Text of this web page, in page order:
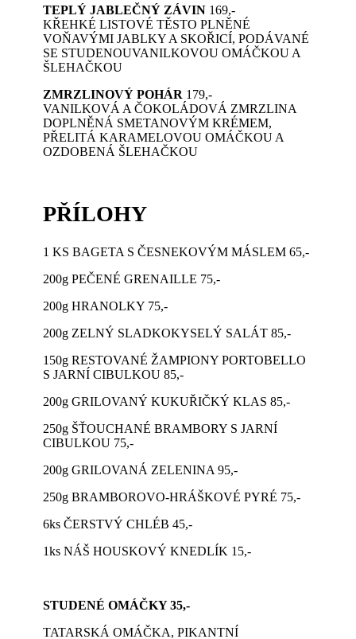
TEPLÝ JABLEČNÝ ZÁVIN 169,-
KŘEHKÉ LISTOVÉ TĚSTO PLNĚNÉ
VOŇAVÝMI JABLKY A SKOŘICÍ, PODÁVANÉ
SE STUDENOUVANILKOVOU OMÁČKOU A
ŠLEHAČKOU
ZMRZLINOVÝ POHÁR 179,-
VANILKOVÁ A ČOKOLÁDOVÁ ZMRZLINA
DOPLNĚNÁ SMETANOVÝM KRÉMEM,
PŘELITÁ KARAMELOVOU OMÁČKOU A
OZDOBENÁ ŠLEHAČKOU
PŘÍLOHY
1 KS BAGETA S ČESNEKOVÝM MÁSLEM 65,-
200g PEČENÉ GRENAILLE 75,-
200g HRANOLKY 75,-
200g ZELNÝ SLADKOKYSELÝ SALÁT 85,-
150g RESTOVANÉ ŽAMPIONY PORTOBELLO
S JARNÍ CIBULKOU 85,-
200g GRILOVANÝ KUKUŘIČKÝ KLAS 85,-
250g ŠŤOUCHANÉ BRAMBORY S JARNÍ
CIBULKOU 75,-
200g GRILOVANÁ ZELENINA 95,-
250g BRAMBOROVO-HRÁŠKOVÉ PYRÉ 75,-
6ks ČERSTVÝ CHLÉB 45,-
1ks NÁŠ HOUSKOVÝ KNEDLÍK 15,-
STUDENÉ OMÁČKY 35,-
TATARSKÁ OMÁČKA, PIKANTNÍ